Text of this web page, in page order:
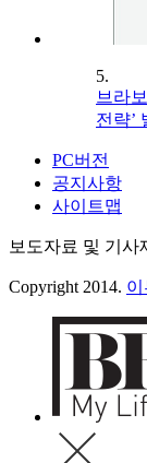
5.
브라
전략’
PC버전
공지사항
사이트맵
보도자료 및 기사
Copyright 2014. 이